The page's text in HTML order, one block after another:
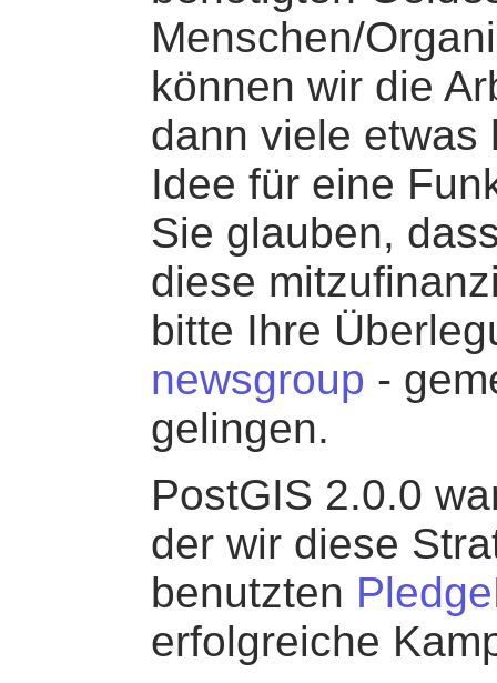
Menschen/
können wir die
dann viele etwas
Idee für eine
Sie glauben,
diese
bitte Ihre
newsgroup -
gelingen.
PostGIS 2.0.0
der wir diese
benutzten
erfolgreiche